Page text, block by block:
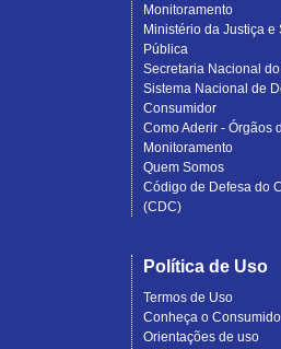
Monitoramento
Ministério da Justiça e
Pública
Secretaria Nacional
Sistema Nacional de
Consumidor
Como Aderir - Órgãos
Monitoramento
Quem Somos
Código de Defesa do
(CDC)
Política de Uso
Termos de Uso
Conheça o
Orientações de uso